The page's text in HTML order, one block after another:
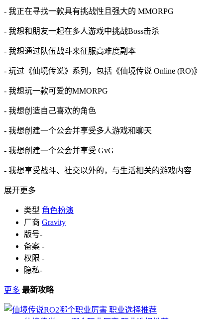
- 我正在寻找一款具有挑战性且强大的 MMORPG
- 我想和朋友一起在多人游戏中挑战Boss击杀
- 我想通过队伍战斗来征服高难度副本
- 玩过《仙境传说》系列，包括《仙境传说 Online (RO)》
- 我想玩一款可爱的MMORPG
- 我想创造自己喜欢的角色
- 我想创建一个公会并享受多人游戏和聊天
- 我想创建一个公会并享受 GvG
- 我想享受战斗、社交以外的，与生活相关的游戏内容
展开更多
类型 角色扮演
厂商 Gravity
版号-
备案 -
权限 -
隐私-
更多 最新攻略